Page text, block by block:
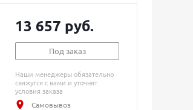
13 657 руб.
Под заказ
Наши менеджеры обязательно
свяжутся с вами и уточнят
условия заказа
Самовывоз